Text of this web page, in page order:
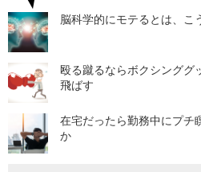
脳科学的にモテるとは、こ
殴る蹴るならボクシンググ
飛ばす
在宅だったら勤務中にプチ
か